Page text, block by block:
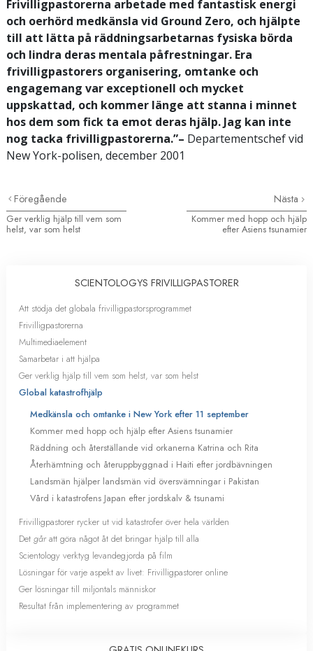
Frivilligpastorerna arbetade med fantastisk energi
och oerhörd medkänsla vid Ground Zero, och hjälpte
till att lätta på räddningsarbetarnas fysiska börda
och lindra deras mentala påfrestningar. Era
frivilligpastorers organisering, omtanke och
engagemang var exceptionell och mycket
uppskattad, och kommer länge att stanna i minnet
hos dem som fick ta emot deras hjälp. Jag kan inte
nog tacka frivilligpastorerna.”– Departementschef vid
New York-polisen, december 2001
Föregående
Ger verklig hjälp till vem som
helst, var som helst
Nästa
Kommer med hopp och hjälp
efter Asiens tsunamier
SCIENTOLOGYS FRIVILLIGPASTORER
Att stödja det globala frivilligpastorsprogrammet
Frivilligpastorerna
Multimediaelement
Samarbetar i att hjälpa
Ger verklig hjälp till vem som helst, var som helst
Global katastrofhjälp
Medkänsla och omtanke i New York efter 11 september
Kommer med hopp och hjälp efter Asiens tsunamier
Räddning och återställande vid orkanerna Katrina och Rita
Återhämtning och återuppbyggnad i Haiti efter jordbävningen
Landsmän hjälper landsmän vid översvämningar i Pakistan
Vård i katastrofens Japan efter jordskalv & tsunami
Frivilligpastorer rycker ut vid katastrofer över hela världen
Det gåratt göra något åt det bringar hjälp till alla
Scientology verktyg levandegjorda på film
Lösningar för varje aspekt av livet: Frivilligpastorer online
Ger lösningar till miljontals människor
Resultat från implementering av programmet